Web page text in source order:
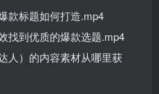
款标题如何打造.mp4
找到优质的爆款选题.mp4
人）的内容素材从哪里获